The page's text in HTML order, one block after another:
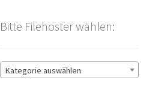
Bitte Filehoster wählen:
Kategorie auswählen